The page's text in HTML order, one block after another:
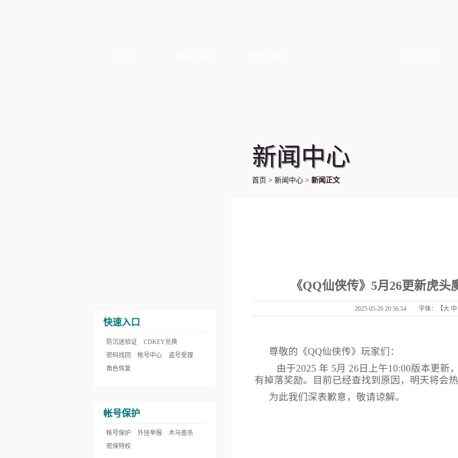
快速入口
防沉迷验证
CDKEY兑换
密码找回
帐号中心
盗号受理
角色恢复
帐号保护
帐号保护 外挂举报
木马查杀
密保特权
新闻中心
首页 > 新闻中心 > 新闻正文
《QQ仙侠传》5月26更新虎头
2025-05-26 20:56:54 字体：【大 中
尊敬的《QQ仙侠传》玩家们：
由于2025 年 5月 26日上午10:00版本更新
有掉落奖励。目前已经查找到原因，明天将会
为此我们深表歉意，敬请谅解。